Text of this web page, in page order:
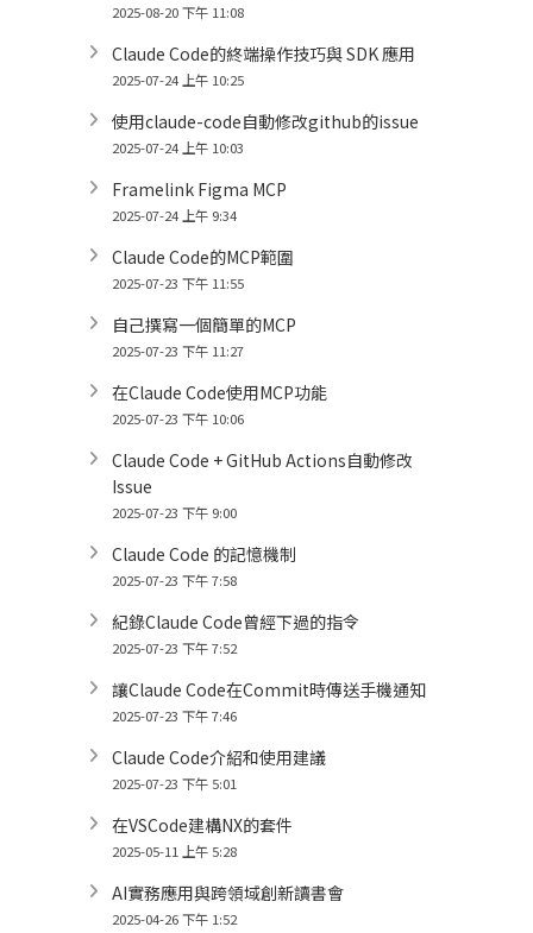
2025-08-20 下午 11:08
Claude Code的終端操作技巧與 SDK 應用
2025-07-24 上午 10:25
使用claude-code自動修改github的issue
2025-07-24 上午 10:03
Framelink Figma MCP
2025-07-24 上午 9:34
Claude Code的MCP範圍
2025-07-23 下午 11:55
自己撰寫一個簡單的MCP
2025-07-23 下午 11:27
在Claude Code使用MCP功能
2025-07-23 下午 10:06
Claude Code + GitHub Actions自動修改
Issue
2025-07-23 下午 9:00
Claude Code 的記憶機制
2025-07-23 下午 7:58
紀錄Claude Code曾經下過的指令
2025-07-23 下午 7:52
讓Claude Code在Commit時傳送手機通知
2025-07-23 下午 7:46
Claude Code介紹和使用建議
2025-07-23 下午 5:01
在VSCode建構NX的套件
2025-05-11 上午 5:28
AI實務應用與跨領域創新讀書會
2025-04-26 下午 1:52